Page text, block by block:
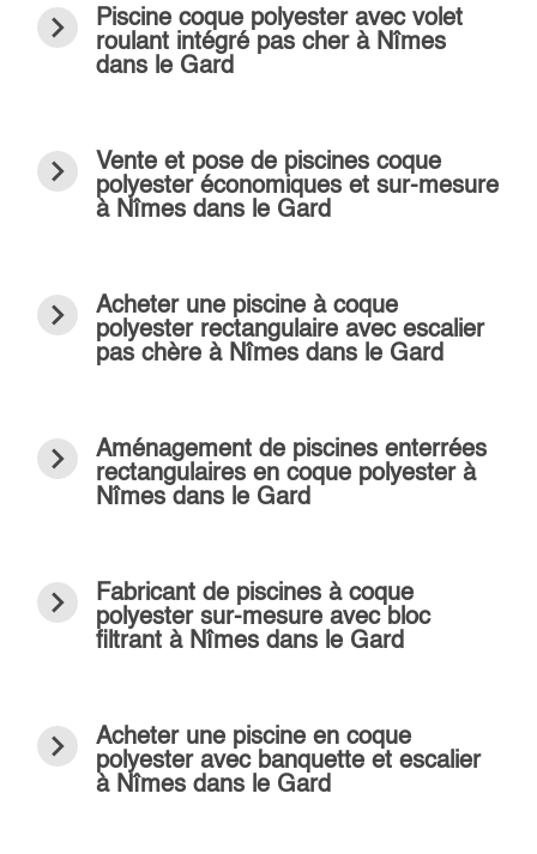
navigate_next
Piscine coque polyester avec volet
roulant intégré pas cher à Nîmes
dans le Gard
navigate_next
Vente et pose de piscines coque
polyester économiques et sur-mesure
à Nîmes dans le Gard
navigate_next
Acheter une piscine à coque
polyester rectangulaire avec escalier
pas chère à Nîmes dans le Gard
navigate_next
Aménagement de piscines enterrées
rectangulaires en coque polyester à
Nîmes dans le Gard
navigate_next
Fabricant de piscines à coque
polyester sur-mesure avec bloc
filtrant à Nîmes dans le Gard
navigate_next
Acheter une piscine en coque
polyester avec banquette et escalier
à Nîmes dans le Gard